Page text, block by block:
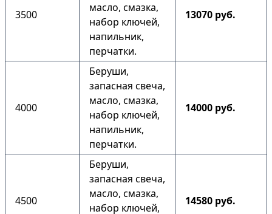
3500
масло, смазка,
набор ключей,
напильник,
перчатки.
13070 руб.
4000
Беруши,
запасная свеча,
масло, смазка,
набор ключей,
напильник,
перчатки.
14000 руб.
4500
Беруши,
запасная свеча,
масло, смазка,
набор ключей,
14580 руб.